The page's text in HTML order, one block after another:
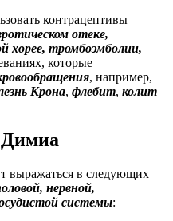
контрацептивы
отеке,
хорее, тромбоэмболии,
которые
, например,
Крона, флебит, колит
выражаться в следующих
нервной,
системы: